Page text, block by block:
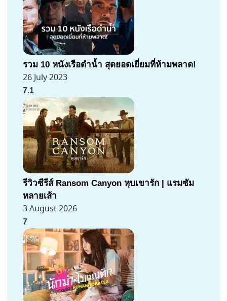
รวม 10 หนังเรือดำน้ำ สุดยอดเยี่ยมที่ห้ามพลาด!
26 July 2023
7.1
รีวิวซีรีส์ Ransom Canyon หุบเขารัก | แรมซัม
หลายเส้า
3 August 2026
7